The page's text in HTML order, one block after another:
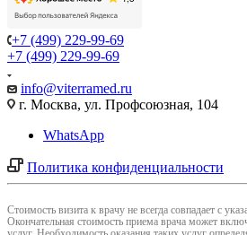
+7 (499) 229-99-69
+7 (499) 229-99-69
info@viterramed.ru
г. Москва, ул. Профсоюзная, 104
WhatsApp
Политика конфиденциальности
Cтоимость визита к врачу не всегда совпадает с
Окончательная стоимость приема врача может